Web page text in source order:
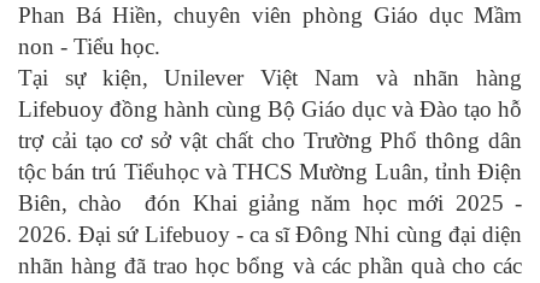
Phan Bá Hiền, chuyên viên phòng Giáo dục Mầm
non - Tiểu học.
Tại sự kiện, Unilever Việt Nam và nhãn hàng
Lifebuoy đồng hành cùng Bộ Giáo dục và Đào tạo hỗ
trợ cải tạo cơ sở vật chất cho Trường Phổ thông dân
tộc bán trú Tiểuhọc và THCS Mường Luân, tỉnh Điện
Biên, chào đón Khai giảng năm học mới 2025 -
2026. Đại sứ Lifebuoy - ca sĩ Đông Nhi cùng đại diện
nhãn hàng đã trao học bổng và các phần quà cho các